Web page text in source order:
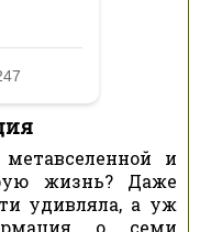
и
жизнь? Даже
удивляла, а уж
о семи